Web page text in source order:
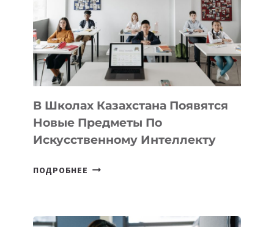
BY
MOST
—
МЕЖДУНАРОДНУЮ
ПРОГРАММУ
ДЛЯ
ТЕХНОЛОГИЧЕСКИХ
В Школах Казахстана Появятся
Новые Предметы По
Искусственному Интеллекту
ПОДРОБНЕЕ В